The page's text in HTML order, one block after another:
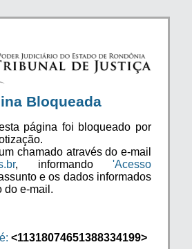
Bloqueada
página foi bloqueado por
chamado através do e-mail
, informando 'Acesso
e os dados informados
do e-mail.
<11318074651388334199>